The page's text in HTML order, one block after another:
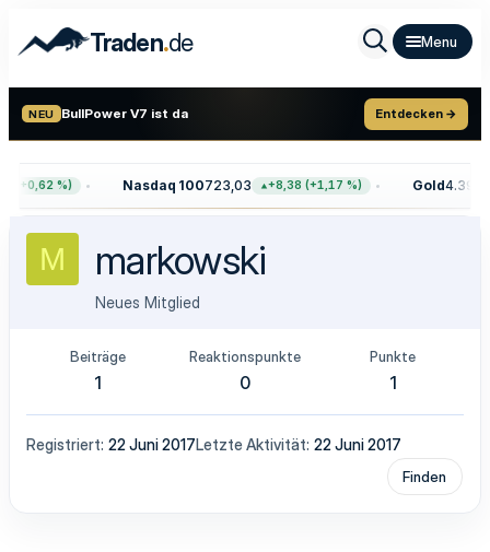
Traden.de
NEU BullPower V7 ist da Entdecken →
(+0,62 %) Nasdaq 100723,03 +8,38 (+1,17 %) Gold
M markowski
Neues Mitglied
Beiträge
1
Reaktionspunkte
0
Punkte
1
Registriert 22 Juni 2017Letzte Aktivität 22 Juni 2017
Finden